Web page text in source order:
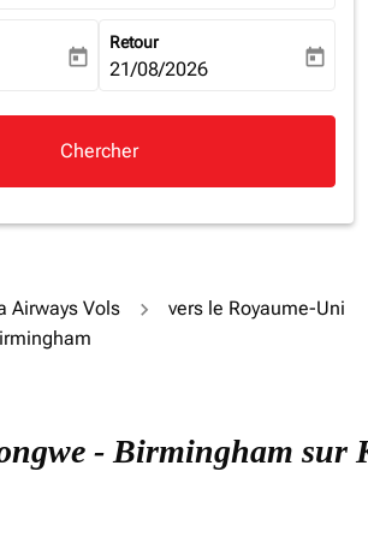
date-aria-label
today
Retour
fc-booking-return-date-aria-
21/08/2026 today
Chercher
Airways Vols
vers le Royaume-Uni
- Birmingham sur
à jour votre itinéraire (origine et/